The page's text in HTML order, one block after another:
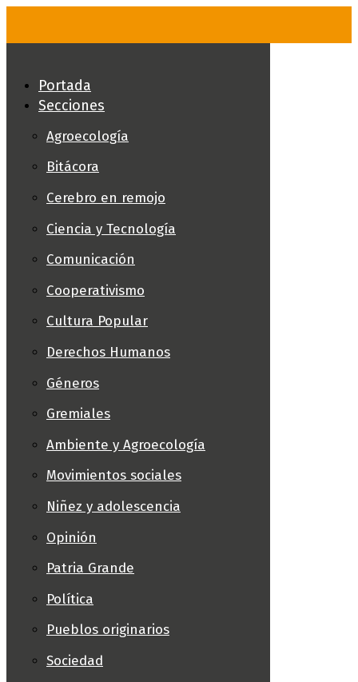
Portada
Secciones
Agroecología
Bitácora
Cerebro en remojo
Ciencia y Tecnología
Comunicación
Cooperativismo
Cultura Popular
Derechos Humanos
Géneros
Gremiales
Ambiente y Agroecología
Movimientos sociales
Niñez y adolescencia
Opinión
Patria Grande
Política
Pueblos originarios
Sociedad